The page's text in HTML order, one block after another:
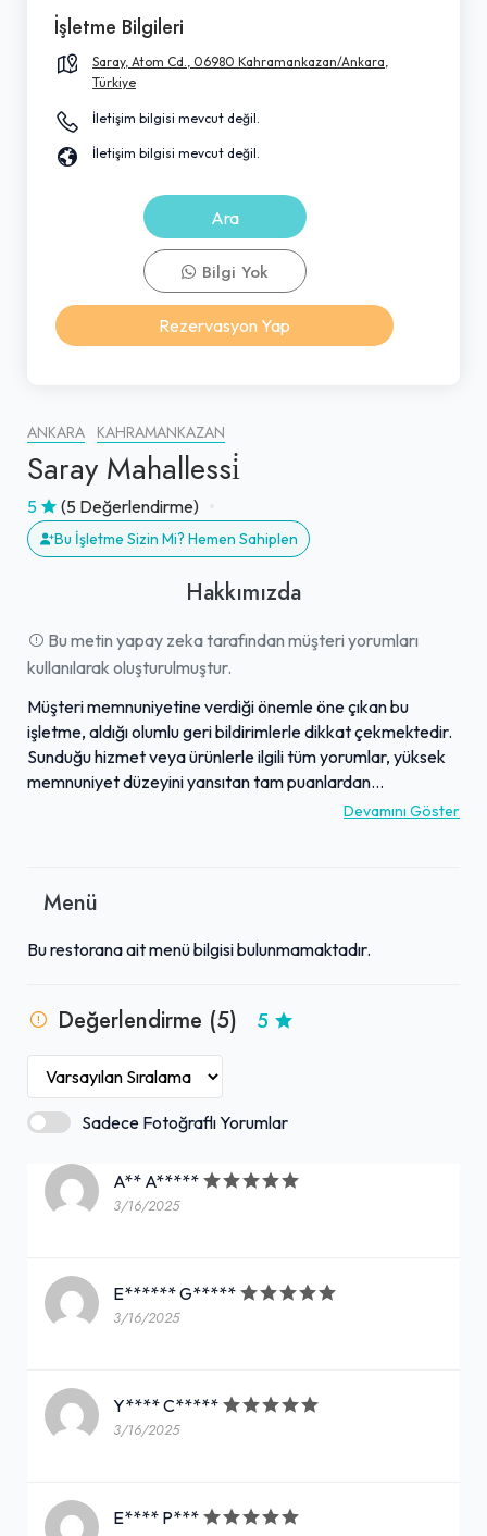
ANKARA KAHRAMANKAZAN
Saray Mahallessi̇
5 (5 Değerlendirme)
Bu İşletme Sizin Mi? Hemen Sahiplen
Hakkımızda
Bu metin yapay zeka tarafından müşteri yorumları
kullanılarak oluşturulmuştur.
Müşteri memnuniyetine verdiği önemle öne çıkan bu
işletme, aldığı olumlu geri bildirimlerle dikkat çekmektedir.
Sunduğu hizmet veya ürünlerle ilgili tüm yorumlar, yüksek
memnuniyet düzeyini yansıtan tam puanlardan
oluşmaktadır. Özellikle temizlik ve hijyen konularına
getirmektedir. Genel olarak, yüksek standartlarda hizmet
mekan olarak tanınmaktadır. Gelen olumlu geri bildirimler,
Devamını Göster
Menü
Bu restorana ait menü bilgisi bulunmamaktadır.
Değerlendirme (5) 5
Sadece Fotoğraflı Yorumlar
A** A*****
3/16/2025
E****** G*****
3/16/2025
Y**** C*****
3/16/2025
E**** P***
İşletme Bilgileri
Saray, Atom Cd., 06980 Kahramankazan/Ankara,
Türkiye
İletişim bilgisi mevcut değil.
İletişim bilgisi mevcut değil.
Ara
Bilgi Yok
Rezervasyon Yap